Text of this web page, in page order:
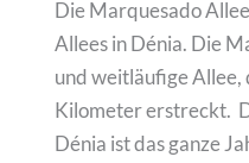
Die Marquesado
Allees in Dénia. Die
und weitläufige Allee,
Kilometer erstreckt.
Dénia ist das ganze